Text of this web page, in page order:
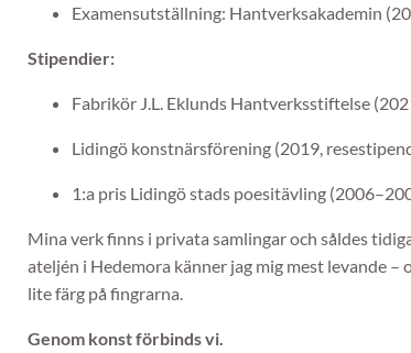
Examensutställning: Hantverksakademin
Stipendier:
Fabrikör J.L. Eklunds Hantverksstiftelse
Lidingö konstnärsförening (2019,
1:a pris Lidingö stads poesitävling
Mina verk finns i privata samlingar och såldes
ateljén i Hedemora känner jag mig mest levande –
lite färg på fingrarna.
Genom konst förbinds vi.